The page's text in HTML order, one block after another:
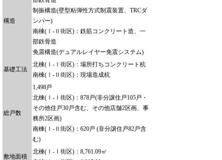
構造
制振構造(壁型粘弾性方式制震装置、TRCダ
ンパー)
南棟(Ⅰ-Ⅱ街区)：鉄筋コンクリート造、一
部鉄骨造
免震構造(デュアルレイヤー免震システム)
基礎工法
北棟(Ⅰ-Ⅰ街区)：場所打ちコンクリート杭
南棟(Ⅰ-Ⅱ街区)：現場造成杭
総戸数
1,498戸
北棟(Ⅰ-Ⅰ街区)：878戸(非分譲住戸105戸・
その他住戸30戸含む、その他店舗2区画、事
務所2区画)
南棟(Ⅰ-Ⅱ街区)：620戸 (非分譲住戸82戸含
む)
敷地面積
北棟(Ⅰ-Ⅰ街区)：8,761.09㎡